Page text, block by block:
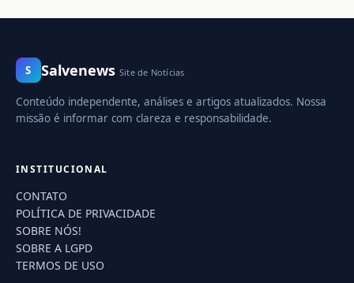
S Salvenews Site de Notícias
Conteúdo independente, análises e artigos atualizados. Nossa
missão é informar com clareza e responsabilidade.
INSTITUCIONAL
CONTATO
POLÍTICA DE PRIVACIDADE
SOBRE NÓS!
SOBRE A LGPD
TERMOS DE USO